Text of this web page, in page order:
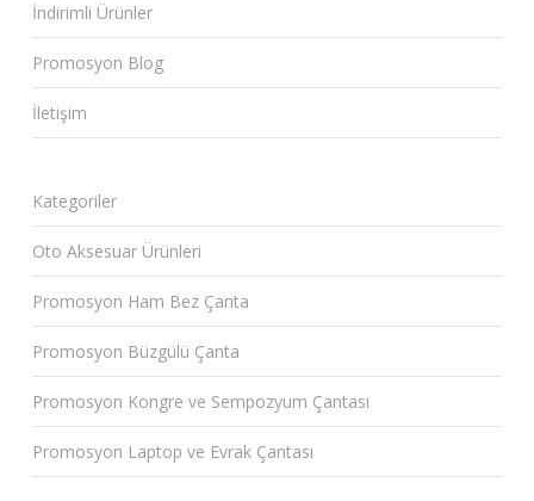
İndirimli Ürünler
Promosyon Blog
İletişim
Kategoriler
Oto Aksesuar Ürünleri
Promosyon Ham Bez Çanta
Promosyon Büzgülü Çanta
Promosyon Kongre ve Sempozyum Çantası
Promosyon Laptop ve Evrak Çantası